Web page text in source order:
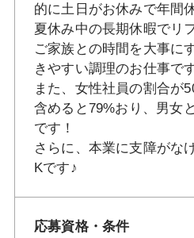
的に土日がお休みで年間
夏休み中の長期休暇でリ
ご家族との時間を大事に
きやすい調理のお仕事です
また、女性社員の割合が
含めると79%おり、男女
です！
さらに、本業に支障がな
Kです♪
応募資格・条件